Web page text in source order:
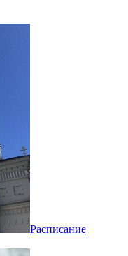
Расписание